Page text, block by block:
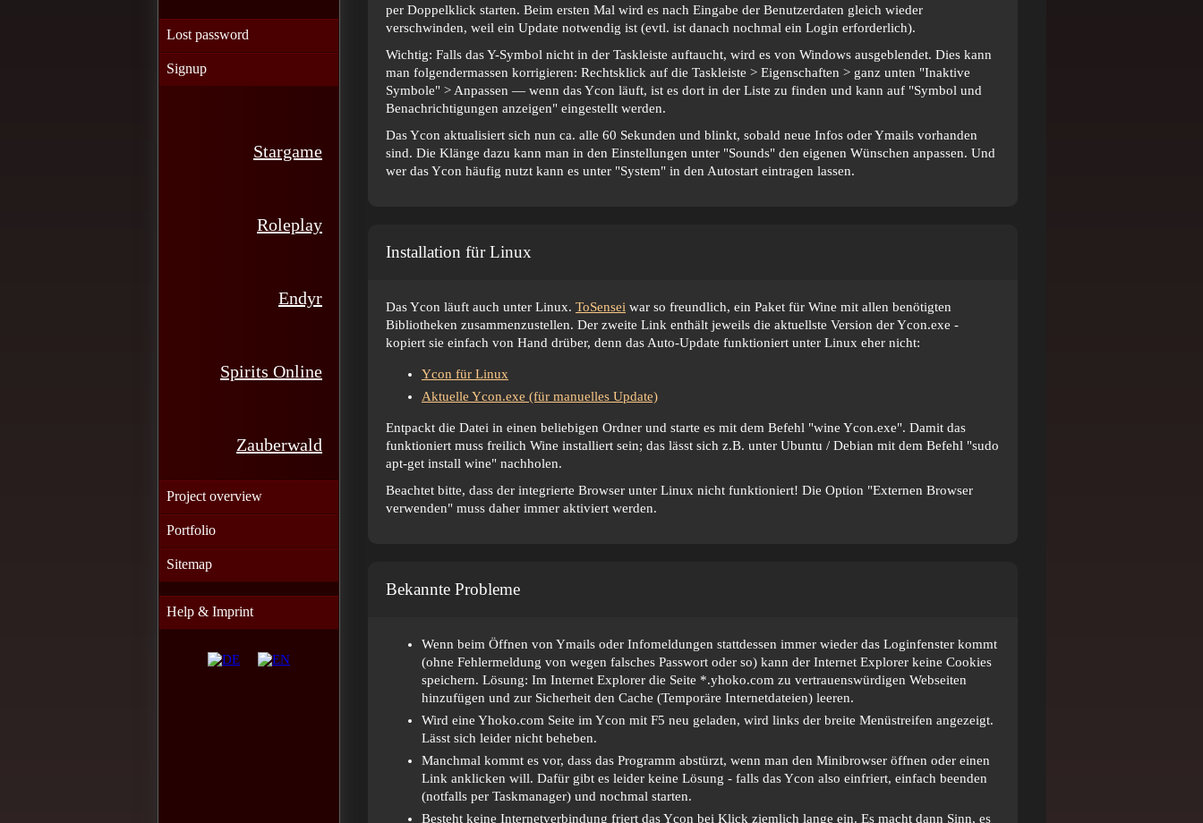
Lost password
Signup
Stargame
Roleplay
Endyr
Spirits Online
Zauberwald
Project overview
Portfolio
Sitemap
Help & Imprint
per Doppelklick starten. Beim ersten Mal wird es nach Eingabe der Benutzerdaten gleich wieder
verschwinden, weil ein Update notwendig ist (evtl. ist danach nochmal ein Login erforderlich).
Wichtig: Falls das Y-Symbol nicht in der Taskleiste auftaucht, wird es von Windows ausgeblendet. Dies kann
man folgendermassen korrigieren: Rechtsklick auf die Taskleiste > Eigenschaften > ganz unten "Inaktive
Symbole" > Anpassen — wenn das Ycon läuft, ist es dort in der Liste zu finden und kann auf "Symbol und
Benachrichtigungen anzeigen" eingestellt werden.
Das Ycon aktualisiert sich nun ca. alle 60 Sekunden und blinkt, sobald neue Infos oder Ymails vorhanden
sind. Die Klänge dazu kann man in den Einstellungen unter "Sounds" den eigenen Wünschen anpassen. Und
wer das Ycon häufig nutzt kann es unter "System" in den Autostart eintragen lassen.
Installation für Linux
Das Ycon läuft auch unter Linux. ToSensei war so freundlich, ein Paket für Wine mit allen benötigten
Bibliotheken zusammenzustellen. Der zweite Link enthält jeweils die aktuellste Version der Ycon.exe -
kopiert sie einfach von Hand drüber, denn das Auto-Update funktioniert unter Linux eher nicht:
Ycon für Linux
Aktuelle Ycon.exe (für manuelles Update)
Entpackt die Datei in einen beliebigen Ordner und starte es mit dem Befehl "wine Ycon.exe". Damit das
funktioniert muss freilich Wine installiert sein; das lässt sich z.B. unter Ubuntu / Debian mit dem Befehl "sudo
apt-get install wine" nachholen.
Beachtet bitte, dass der integrierte Browser unter Linux nicht funktioniert! Die Option "Externen Browser
verwenden" muss daher immer aktiviert werden.
Bekannte Probleme
Wenn beim Öffnen von Ymails oder Infomeldungen stattdessen immer wieder das Loginfenster kommt
(ohne Fehlermeldung von wegen falsches Passwort oder so) kann der Internet Explorer keine Cookies
speichern. Lösung: Im Internet Explorer die Seite *.yhoko.com zu vertrauenswürdigen Webseiten
hinzufügen und zur Sicherheit den Cache (Temporäre Internetdateien) leeren.
Wird eine Yhoko.com Seite im Ycon mit F5 neu geladen, wird links der breite Menüstreifen angezeigt.
Lässt sich leider nicht beheben.
Manchmal kommt es vor, dass das Programm abstürzt, wenn man den Minibrowser öffnen oder einen
Link anklicken will. Dafür gibt es leider keine Lösung - falls das Ycon also einfriert, einfach beenden
(notfalls per Taskmanager) und nochmal starten.
Besteht keine Internetverbindung friert das Ycon bei Klick ziemlich lange ein. Es macht dann Sinn, es